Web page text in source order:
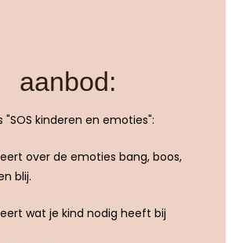
aanbod:
"SOS kinderen en emoties":
over de emoties bang, boos,
blij.
wat je kind nodig heeft bij